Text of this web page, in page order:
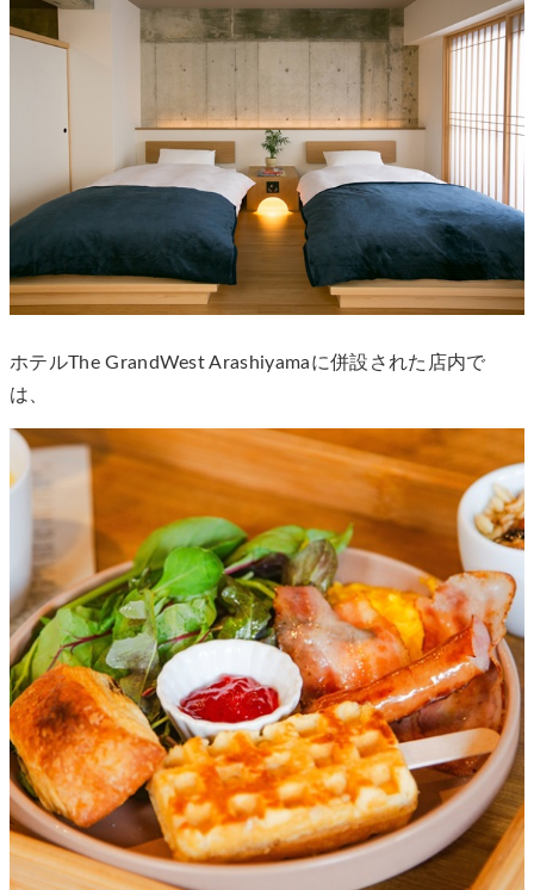
ホテルThe GrandWest Arashiyamaに併設された店内で
は、